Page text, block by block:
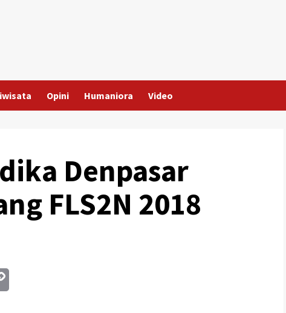
Opini Humaniora Video
Denpasar
FLS2N 2018